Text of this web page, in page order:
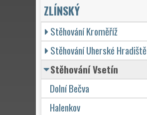
ZLÍNSKÝ
Stěhování Kroměříž
Stěhování Uherské Hradiště
Stěhování Vsetín
Dolní Bečva
Halenkov